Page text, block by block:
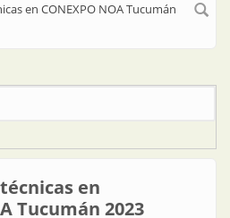
en CONEXPO NOA Tucumán
en
Tucumán 2023